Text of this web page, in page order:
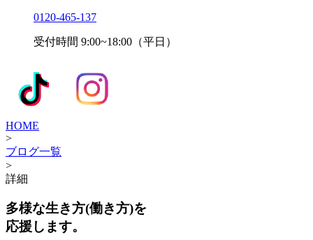
0120-465-137
受付時間 9:00~18:00（平日）
HOME
>
ブログ一覧
>
詳細
多様な生き方(働き方)を
応援します。